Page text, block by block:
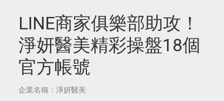
LINE商家俱樂部助攻！
淨妍醫美精彩操盤18個
官方帳號
企業名稱：淨妍醫美